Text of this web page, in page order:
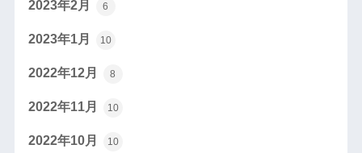
2023年2月 6
2023年1月 10
2022年12月 8
2022年11月 10
2022年10月 10